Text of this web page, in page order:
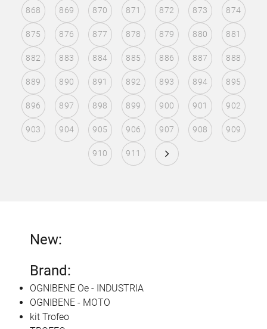
868 869 870 871 872 873 874
875 876 877 878 879 880 881
882 883 884 885 886 887 888
889 890 891 892 893 894 895
896 897 898 899 900 901 902
903 904 905 906 907 908 909
910 911
New:
Brand:
OGNIBENE Oe - INDUSTRIA
OGNIBENE - MOTO
kit Trofeo